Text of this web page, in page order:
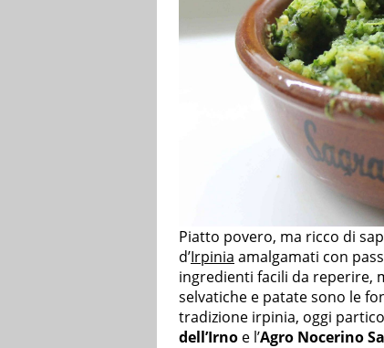
Piatto povero, ma ricco di
d’Irpinia amalgamati con
ingredienti facili da reperire,
selvatiche e patate sono le
tradizione irpinia, oggi
dell’Irno e l’Agro Nocerino